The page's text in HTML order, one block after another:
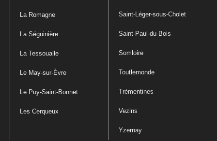
La Romagne
La Séguinière
La Tessoualle
Le May-sur-Èvre
Le Puy-Saint-Bonnet
Les Cerqueux
Saint-Léger-sous-Cholet
Saint-Paul-du-Bois
Somloire
Toutlemonde
Trémentines
Vezins
Yzernay